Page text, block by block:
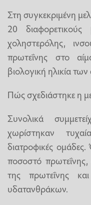
Στη συγκεκριμένη
20 διαφορετικούς
χοληστερόλης,
πρωτεΐνης στο
βιολογική ηλικία
Πώς σχεδιάστηκε η
Συνολικά
χωρίστηκαν
διατροφικές ομάδες.
ποσοστό
της πρωτεΐνης
υδατανθράκων.